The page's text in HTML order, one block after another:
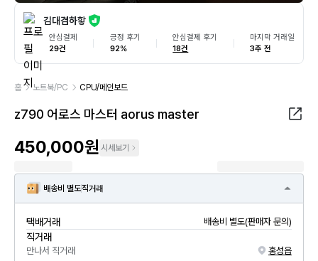
김대겸하핳
안심결제
29건
긍정 후기
92%
안심결제 후기
18건
마지막 거래일
3주 전
홈 노트북/PC CPU/메인보드
z790 어로스 마스터 aorus master
450,000원 시세보기
배송비 별도직거래
택배거래 배송비 별도(판매자 문의)
직거래
만나서 직거래 홍성읍